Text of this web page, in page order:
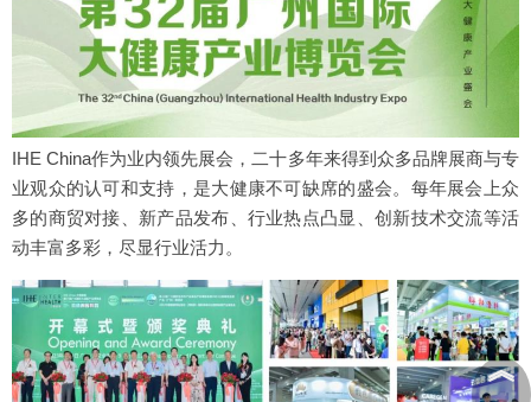
IHE China作为业内领先展会，二十多年来得到众多品牌展商与专
业观众的认可和支持，是大健康不可缺席的盛会。每年展会上众
多的商贸对接、新产品发布、行业热点凸显、创新技术交流等活
动丰富多彩，尽显行业活力。
︽